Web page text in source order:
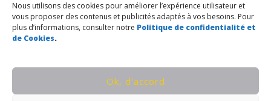
Nous utilisons des cookies pour améliorer l’expérience utilisateur et
vous proposer des contenus et publicités adaptés à vos besoins. Pour
plus d’informations, consulter notre Politique de confidentialité et
de Cookies.
Ok, d’accord
Biographie d’Angélique Kidjo : âge, origine,…
Louane – Maman (English Version – Lyrics)
Homix – On y va (Lyrics)
© Copyrights Afroduc | Tous droits réservés